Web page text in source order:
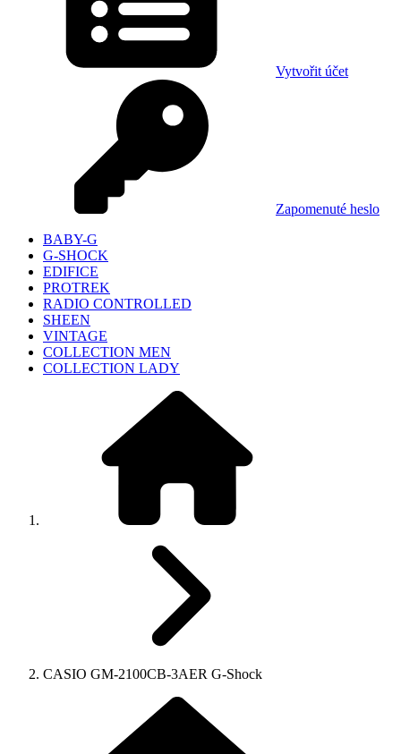
Vytvořit účet
Zapomenuté heslo
BABY-G
G-SHOCK
EDIFICE
PROTREK
RADIO CONTROLLED
SHEEN
VINTAGE
COLLECTION MEN
COLLECTION LADY
CASIO GM-2100CB-3AER G-Shock